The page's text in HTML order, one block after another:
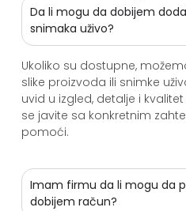
Da li mogu da dobijem
snimaka uživo?
Ukoliko su dostupne,
slike proizvoda ili snimke
uvid u izgled, detalje i
se javite sa konkretnim
pomoći.
Imam firmu da li mogu da
dobijem račun?